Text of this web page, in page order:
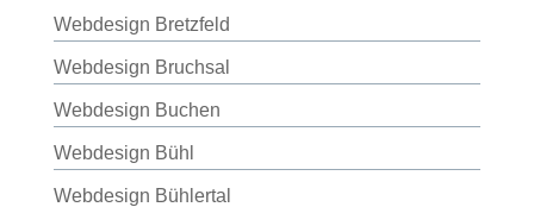
Webdesign Bretzfeld
Webdesign Bruchsal
Webdesign Buchen
Webdesign Bühl
Webdesign Bühlertal